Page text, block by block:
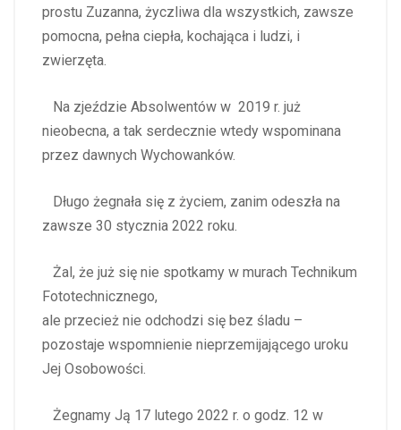
prostu Zuzanna, życzliwa dla wszystkich, zawsze
pomocna, pełna ciepła, kochająca i ludzi, i
zwierzęta.
Na zjeździe Absolwentów w 2019 r. już
nieobecna, a tak serdecznie wtedy wspominana
przez dawnych Wychowanków.
Długo żegnała się z życiem, zanim odeszła na
zawsze 30 stycznia 2022 roku.
Żal, że już się nie spotkamy w murach Technikum
Fototechnicznego,
ale przecież nie odchodzi się bez śladu –
pozostaje wspomnienie nieprzemijającego uroku
Jej Osobowości.
Żegnamy Ją 17 lutego 2022 r. o godz. 12 w